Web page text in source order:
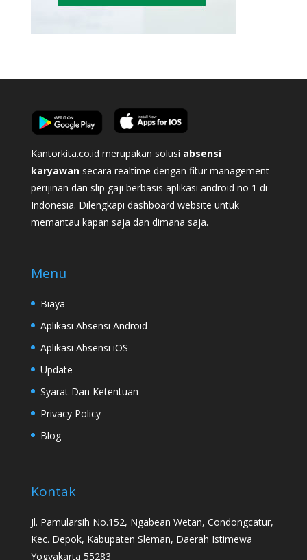
Kantorkita.co.id merupakan solusi absensi
karyawan secara realtime dengan fitur management
perijinan dan slip gaji berbasis aplikasi android no 1 di
Indonesia. Dilengkapi dashboard website untuk
memantau kapan saja dan dimana saja.
Menu
Biaya
Aplikasi Absensi Android
Aplikasi Absensi iOS
Update
Syarat Dan Ketentuan
Privacy Policy
Blog
Kontak
Jl. Pamularsih No.152, Ngabean Wetan, Condongcatur,
Kec. Depok, Kabupaten Sleman, Daerah Istimewa
Yogyakarta 55283